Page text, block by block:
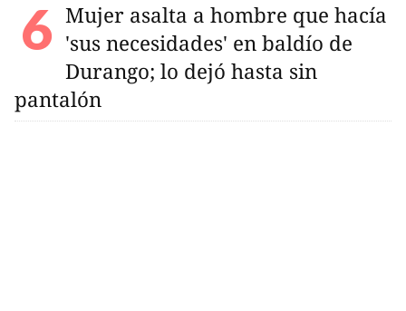
Mujer asalta a hombre que hacía
'sus necesidades' en baldío de
Durango; lo dejó hasta sin
pantalón